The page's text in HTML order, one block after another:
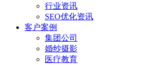
行业资讯
SEO优化资讯
客户案例
集团公司
婚纱摄影
医疗教育